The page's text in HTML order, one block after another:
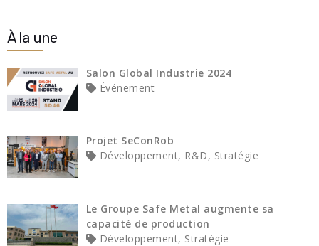
À la une
Salon Global Industrie 2024
Événement
Projet SeConRob
Développement, R&D, Stratégie
Le Groupe Safe Metal augmente sa
capacité de production
Développement, Stratégie